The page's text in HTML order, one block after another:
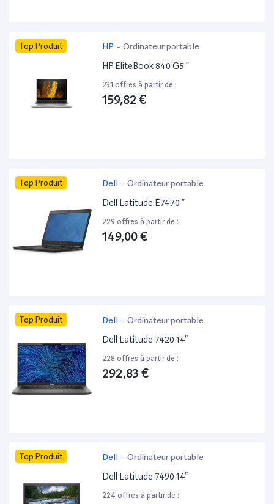
Top Produit HP - Ordinateur portable
HP EliteBook 840 G5 ”
231 offres à partir de :
159,82 €
Top Produit Dell - Ordinateur portable
Dell Latitude E7470 ”
229 offres à partir de :
149,00 €
Top Produit Dell - Ordinateur portable
Dell Latitude 7420 14”
228 offres à partir de :
292,83 €
Top Produit Dell - Ordinateur portable
Dell Latitude 7490 14”
224 offres à partir de :